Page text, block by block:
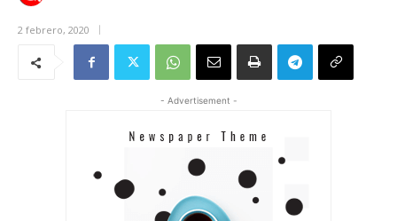
2 febrero, 2020
- Advertisement -